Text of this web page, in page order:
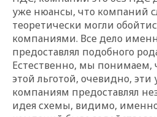
уже нюансы, что компаний
теоретически могли
компаниями. Все дело
предоставлял подобного
Естественно, мы понимаем,
этой льготой, очевидно, эти
компаниям предоставлял
идея схемы, видимо,